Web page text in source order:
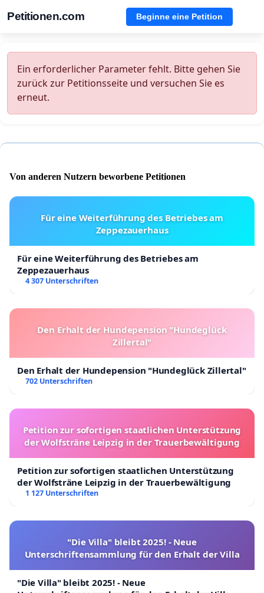
Petitionen.com Beginne eine Petition
Ein erforderlicher Parameter fehlt. Bitte gehen Sie
zurück zur Petitionsseite und versuchen Sie es
erneut.
Von anderen Nutzern beworbene Petitionen
Für eine Weiterführung des Betriebes am
Zeppezauerhaus
Für eine Weiterführung des Betriebes am
Zeppezauerhaus
4 307 Unterschriften
Den Erhalt der Hundepension "Hundeglück
Zillertal"
Den Erhalt der Hundepension "Hundeglück Zillertal"
702 Unterschriften
Petition zur sofortigen staatlichen Unterstützung
der Wolfsträne Leipzig in der Trauerbewältigung
Petition zur sofortigen staatlichen Unterstützung
der Wolfsträne Leipzig in der Trauerbewältigung
1 127 Unterschriften
"Die Villa" bleibt 2025! - Neue
Unterschriftensammlung für den Erhalt der Villa
"Die Villa" bleibt 2025! - Neue